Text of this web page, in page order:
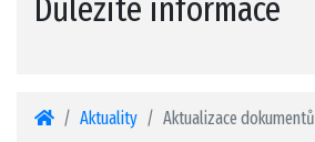
Důležité informace
Aktuality Aktualizace dokumentů